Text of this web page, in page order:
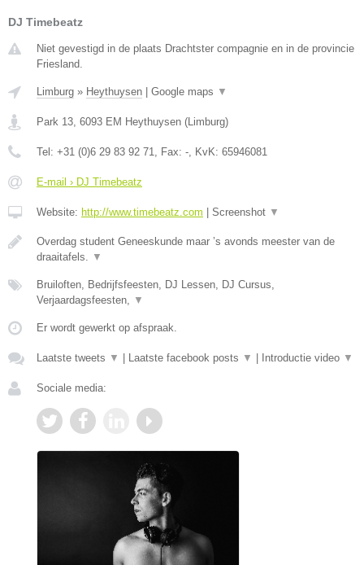
DJ Timebeatz
Niet gevestigd in de plaats Drachtster compagnie en in de provincie
Friesland.
Limburg » Heythuysen | Google maps ▼
Park 13 6093 EM Heythuysen (Limburg)
Tel: +31 (0)6 29 83 92 71 , Fax: - , KvK: 65946081
E-mail › DJ Timebeatz
Website: http://www.timebeatz.com | Screenshot ▼
Overdag student Geneeskunde maar ’s avonds meester van de
draaitafels.
▼
Bruiloften, Bedrijfsfeesten, DJ Lessen, DJ Cursus,
Verjaardagsfeesten,
▼
Er wordt gewerkt op afspraak.
Laatste tweets ▼ | Laatste facebook posts ▼ | Introductie video ▼
Sociale media: